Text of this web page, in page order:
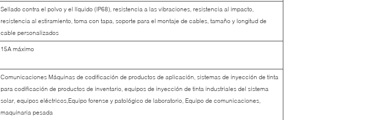
Sellado contra el polvo y el líquido (IP68), resistencia a las vibraciones, resistencia al impacto,
resistencia al estiramiento, toma con tapa, soporte para el montaje de cables, tamaño y longitud de
cable personalizados
15A máximo
Comunicaciones Máquinas de codificación de productos de aplicación, sistemas de inyección de tinta
para codificación de productos de inventario, equipos de inyección de tinta industriales del sistema
solar, equipos eléctricos,Equipo forense y patológico de laboratorio, Equipo de comunicaciones,
maquinaria pesada